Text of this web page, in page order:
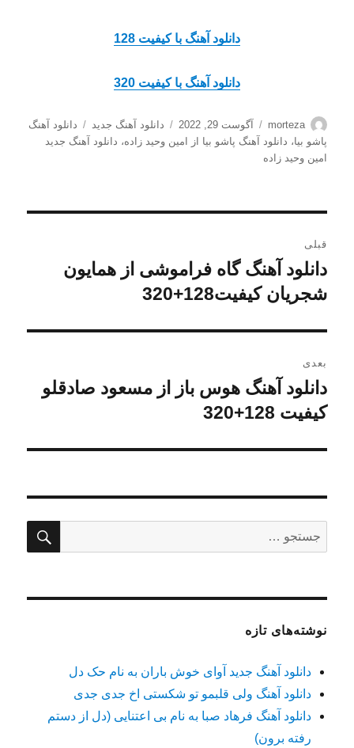
دانلود آهنگ با کیفیت 128
دانلود آهنگ با کیفیت 320
نویسنده
morteza
ارسال
شده
آگوست 29, 2022 دسته‌ها
دانلود آهنگ جدید برچسب‌ها
دانلود آهنگ
پاشو بیا، دانلود آهنگ پاشو بیا از امین وحید زاده، دانلود آهنگ جدید
امین وحید زاده
نوشته
قبلی
نوشته
قبلی:
دانلود آهنگ گاه فراموشی از همایون
شجریان کیفیت128+320
بعدی
نوشته
بعدی:
دانلود آهنگ هوس باز از مسعود صادقلو
کیفیت 128+320
برای:
نوشته‌های تازه
دانلود آهنگ جدید آوای خوش باران به نام حک دل
دانلود آهنگ ولی قلبمو تو شکستی اخ جدی جدی
دانلود آهنگ فرهاد صبا به نام بی اعتنایی (دل از دستم
رفته برون)